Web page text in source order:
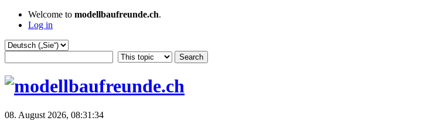
Welcome to modellbaufreunde.ch.
Log in
08. August 2026, 08:31:34